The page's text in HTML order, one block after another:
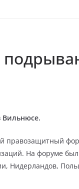
Вильнюсе.
правозащитный
На форуме
Нидерландов,